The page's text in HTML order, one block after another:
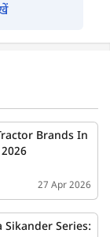
Brands In
27 Apr 2026
Sikander Series: